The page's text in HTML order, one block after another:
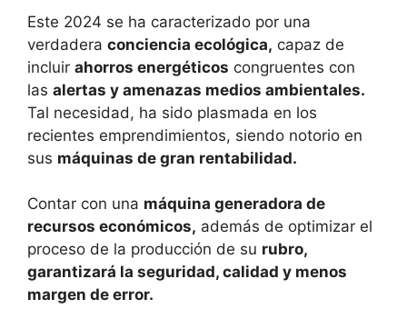
Este 2024 se ha caracterizado por una
verdadera conciencia ecológica, capaz de
incluir ahorros energéticos congruentes con
las alertas y amenazas medios ambientales.
Tal necesidad, ha sido plasmada en los
recientes emprendimientos, siendo notorio en
sus máquinas de gran rentabilidad.
Contar con una máquina generadora de
recursos económicos, además de optimizar el
proceso de la producción de su rubro,
garantizará la seguridad, calidad y menos
margen de error.